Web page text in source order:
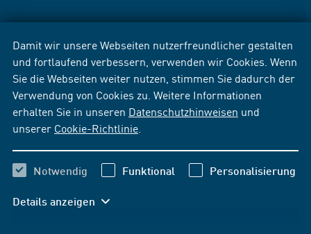
Damit wir unsere Webseiten nutzerfreundlicher gestalten
und fortlaufend verbessern, verwenden wir Cookies. Wenn
Sie die Webseiten weiter nutzen, stimmen Sie dadurch der
Verwendung von Cookies zu. Weitere Informationen
erhalten Sie in unseren Datenschutzhinweisen und
unserer Cookie-Richtlinie
Notwendig Funktional Personalisierung
Details anzeigen